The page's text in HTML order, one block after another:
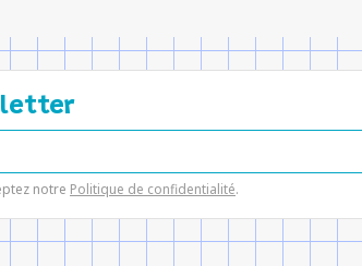
notre Politique de confidentialité.